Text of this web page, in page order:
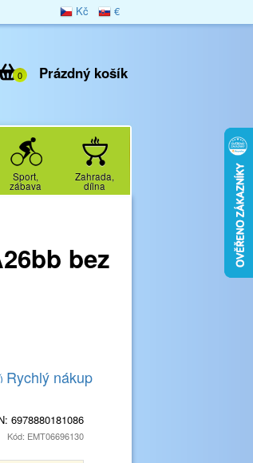
Kč €
Prázdný košík
0
Sport,
zábava
Zahrada,
dílna
bez
Rychlý nákup
6978880181086
Kód: EMT06696130